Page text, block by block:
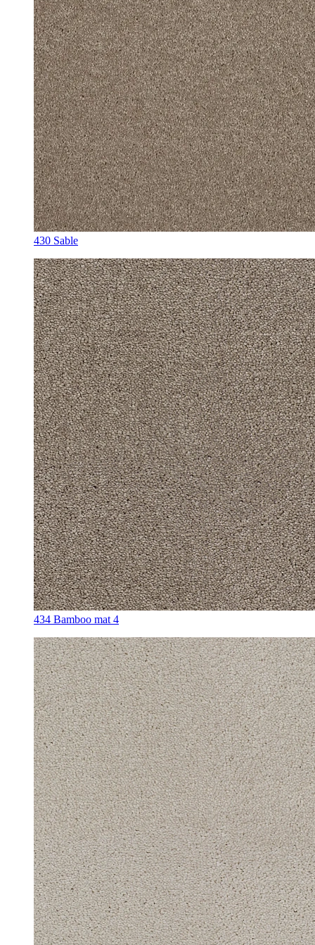
430 Sable
434 Bamboo mat 4